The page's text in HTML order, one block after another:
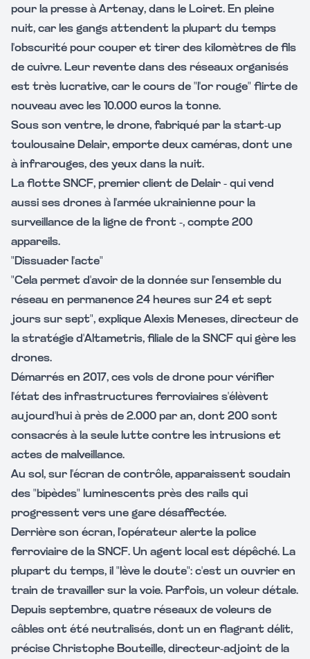
cuivre recensés en 2024 en zone gendarmerie.
pour la presse à Artenay, dans le Loiret. En pleine
nuit, car les gangs attendent la plupart du temps
l'obscurité pour couper et tirer des kilomètres de fils
de cuivre. Leur revente dans des réseaux organisés
est très lucrative, car le cours de "l'or rouge" flirte de
nouveau avec les 10.000 euros la tonne.
Sous son ventre, le drone, fabriqué par la start-up
toulousaine Delair, emporte deux caméras, dont une
à infrarouges, des yeux dans la nuit.
La flotte SNCF, premier client de Delair - qui vend
aussi ses drones à l'armée ukrainienne pour la
surveillance de la ligne de front -, compte 200
appareils.
"Dissuader l'acte"
"Cela permet d'avoir de la donnée sur l'ensemble du
réseau en permanence 24 heures sur 24 et sept
jours sur sept", explique Alexis Meneses, directeur de
la stratégie d'Altametris, filiale de la SNCF qui gère les
drones.
Démarrés en 2017, ces vols de drone pour vérifier
l'état des infrastructures ferroviaires s'élèvent
aujourd'hui à près de 2.000 par an, dont 200 sont
consacrés à la seule lutte contre les intrusions et
actes de malveillance.
Au sol, sur l'écran de contrôle, apparaissent soudain
des "bipèdes" luminescents près des rails qui
progressent vers une gare désaffectée.
Derrière son écran, l'opérateur alerte la police
ferroviaire de la SNCF. Un agent local est dépêché. La
plupart du temps, il "lève le doute": c'est un ouvrier en
train de travailler sur la voie. Parfois, un voleur détale.
Depuis septembre, quatre réseaux de voleurs de
câbles ont été neutralisés, dont un en flagrant délit,
précise Christophe Bouteille, directeur-adjoint de la